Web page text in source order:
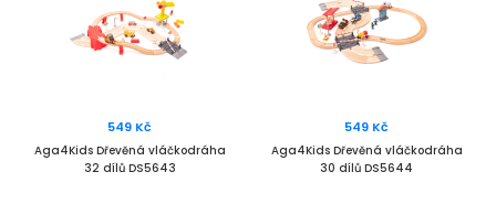
549 Kč
Aga4Kids Dřevěná vláčkodráha
32 dílů DS5643
549 Kč
Aga4Kids Dřevěná vláčkodráha
30 dílů DS5644